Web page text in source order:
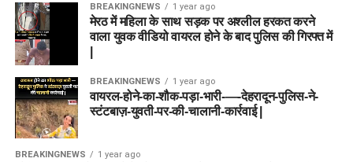
BREAKINGNEWS 1 year ago
मेरठ में महिला के साथ सड़क पर अश्लील हरकत करने
वाला युवक वीडियो वायरल होने के बाद पुलिस की गिरफ्त में
BREAKINGNEWS 1 year ago
वायरल-होने-का-शौक-पड़ा-भारी-—-देहरादून-पुलिस-ने-
स्टंटबाज़-युवती-पर-की-चालानी-कार्रवाई |
BREAKINGNEWS 1 year ago